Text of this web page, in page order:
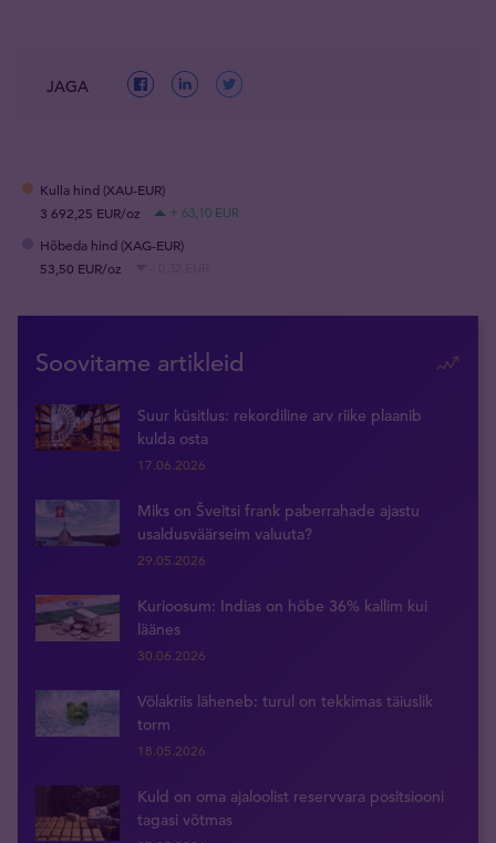
JAGA
Kulla hind (XAU-EUR)
3 692,25 EUR/oz
+ 63,10 EUR
Hõbeda hind (XAG-EUR)
53,50 EUR/oz
Soovitame artikleid
Suur küsitlus: rekordiline arv riike plaanib
kulda osta
17.06.2026
Miks on Šveitsi frank paberrahade ajastu
usaldusväärseim valuuta?
29.05.2026
Kurioosum: Indias on hõbe 36% kallim kui
läänes
30.06.2026
Võlakriis läheneb: turul on tekkimas täiuslik
torm
18.05.2026
Kuld on oma ajaloolist reservvara positsiooni
tagasi võtmas